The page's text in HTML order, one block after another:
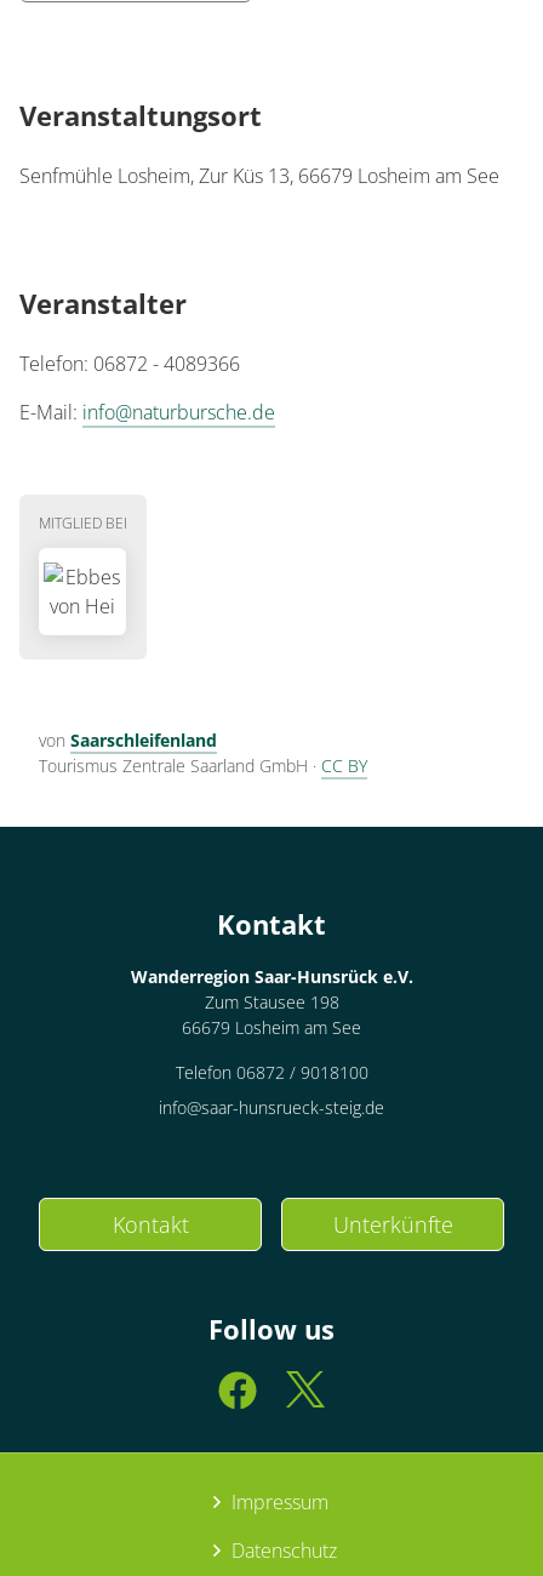
Veranstaltungsort
Senfmühle Losheim, Zur Küs 13, 66679 Losheim am See
Veranstalter
Telefon: 06872 - 4089366
E-Mail: info@naturbursche.de
MITGLIED BEI
von Saarschleifenland
Tourismus Zentrale Saarland GmbH · CC BY
Kontakt
Wanderregion Saar-Hunsrück e.V.
Zum Stausee 198
66679 Losheim am See
Telefon 06872 / 9018100
info@saar-hunsrueck-steig.de
Kontakt Unterkünfte
Follow us
Impressum
Datenschutz